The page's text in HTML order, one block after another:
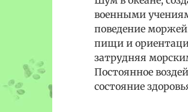
военными
поведение
пищи и
затрудняя
Постоянное
состояние